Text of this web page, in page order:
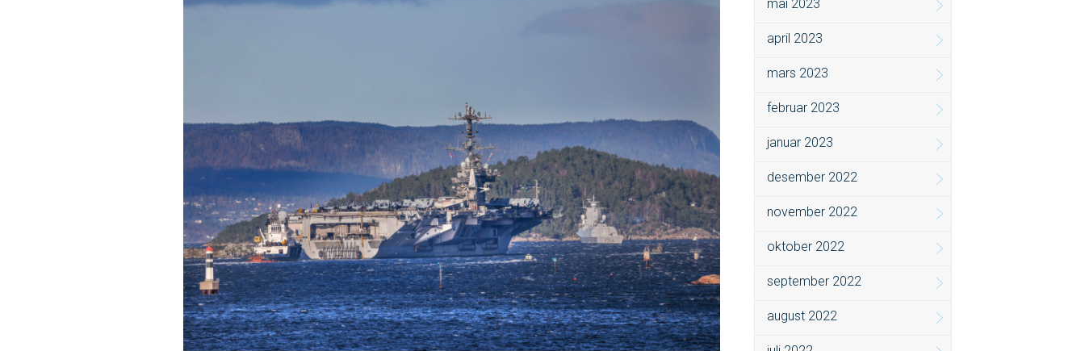
mai 2023
april 2023
mars 2023
februar 2023
januar 2023
desember 2022
november 2022
oktober 2022
september 2022
august 2022